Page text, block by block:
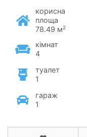
корисна
площа
78.49 м2
кімнат
4
туалет
1
гараж
1